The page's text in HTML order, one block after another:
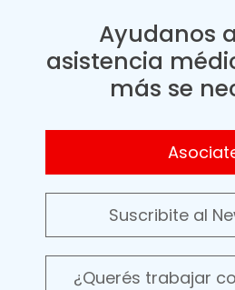
Ayudanos
asistencia
más se
Suscribite al
¿Querés trabajar